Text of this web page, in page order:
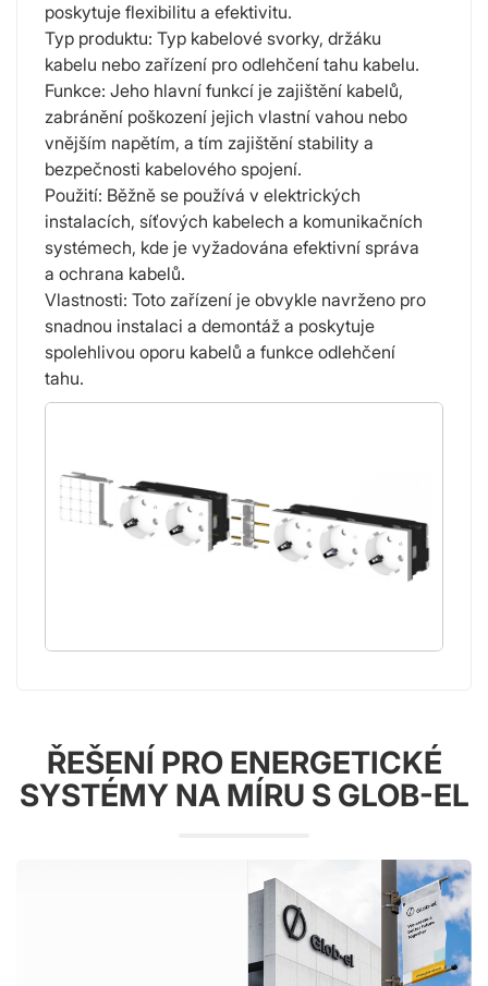
poskytuje flexibilitu a efektivitu.
Typ produktu: Typ kabelové svorky, držáku
kabelu nebo zařízení pro odlehčení tahu kabelu.
Funkce: Jeho hlavní funkcí je zajištění kabelů,
zabránění poškození jejich vlastní vahou nebo
vnějším napětím, a tím zajištění stability a
bezpečnosti kabelového spojení.
Použití: Běžně se používá v elektrických
instalacích, síťových kabelech a komunikačních
systémech, kde je vyžadována efektivní správa
a ochrana kabelů.
Vlastnosti: Toto zařízení je obvykle navrženo pro
snadnou instalaci a demontáž a poskytuje
spolehlivou oporu kabelů a funkce odlehčení
tahu.
ŘEŠENÍ PRO ENERGETICKÉ
SYSTÉMY NA MÍRU S GLOB-EL